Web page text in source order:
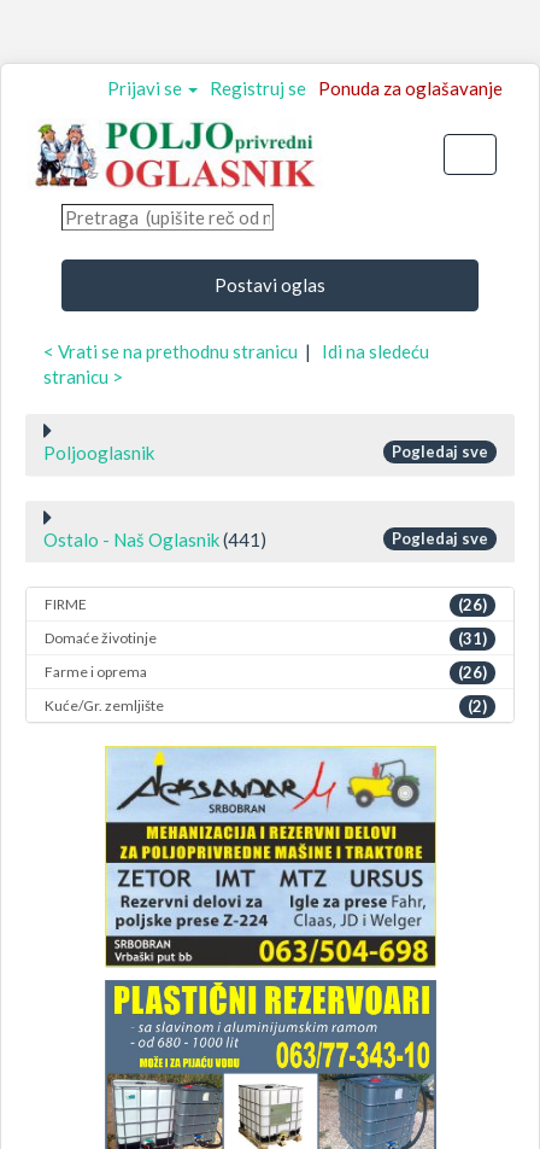
Ponuda za oglašavanje
Registruj se
Prijavi se
Postavi oglas
< Vrati se na prethodnu stranicu | Idi na sledeću
stranicu >
Poljooglasnik Pogledaj sve
Ostalo - Naš Oglasnik(441) Pogledaj sve
FIRME (26)
Domaće životinje (31)
Farme i oprema (26)
Kuće/Gr. zemljište (2)